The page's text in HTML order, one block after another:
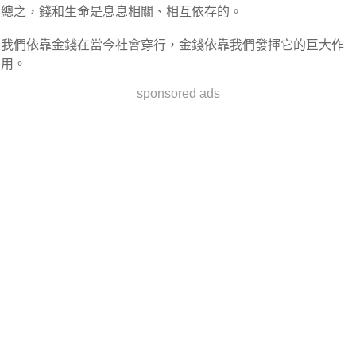
總之，錢和生命是息息相關、相互依存的。
我們依靠金錢在當今社會穿行，金錢依靠我們發揮它的巨大作
用。
sponsored ads